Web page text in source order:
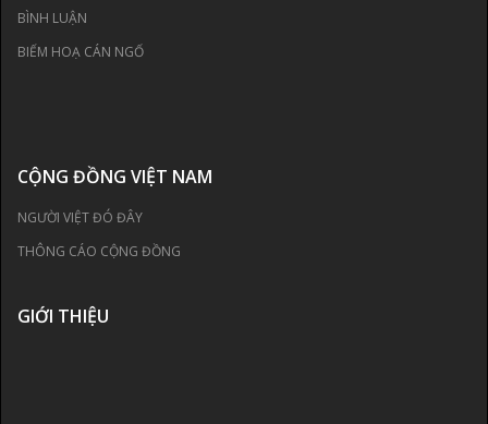
BÌNH LUẬN
BIẾM HOẠ CÁN NGỐ
CỘNG ĐỒNG VIỆT NAM
NGƯỜI VIỆT ĐÓ ĐÂY
THÔNG CÁO CỘNG ĐỒNG
GIỚI THIỆU